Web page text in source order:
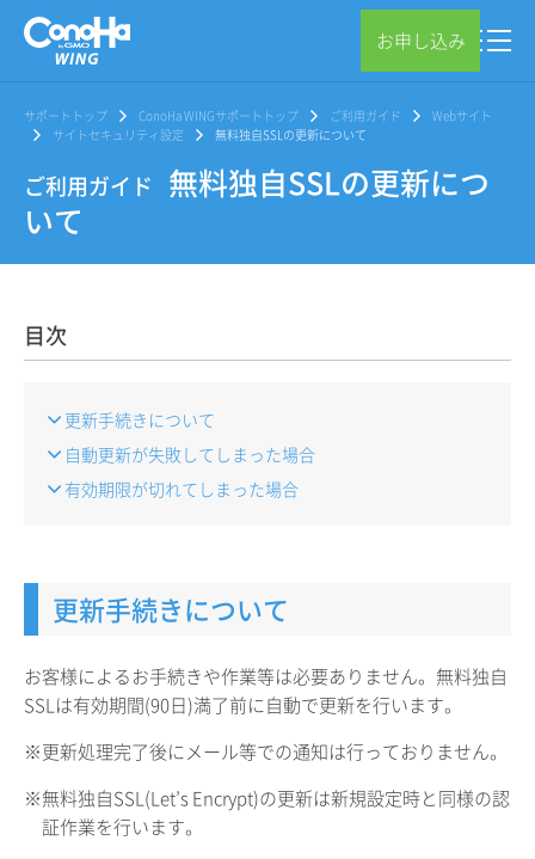
お申し込み
サポートトップ ConoHa WINGサポートトップ ご利用ガイド
Webサイト
サイトセキュリティ設定
無料独自SSLの更新について
ご利用ガイド 無料独自SSLの更新につ
いて
目次
更新手続きについて
自動更新が失敗してしまった場合
有効期限が切れてしまった場合
更新手続きについて
お客様によるお手続きや作業等は必要ありません。無料独自
SSLは有効期間(90日)満了前に自動で更新を行います。
※更新処理完了後にメール等での通知は行っておりません。
※無料独自SSL(Let’s Encrypt)の更新は新規設定時と同様の認
証作業を行います。